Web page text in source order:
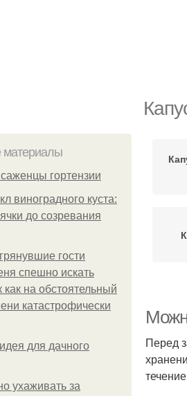
гортензии
виноградного куста:
до созревания
гости
спешно искать
на обстоятельный
катастрофически
для дачного
ухаживать за
Перед